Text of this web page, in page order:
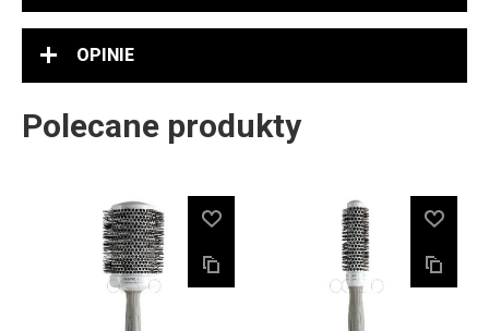
OPINIE
Polecane produkty